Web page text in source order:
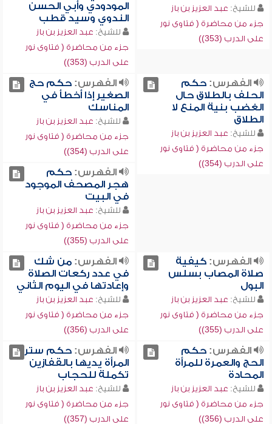
للشيخ: عبد العزيز بن باز
جزء من محاضرة ( فتاوى نور
على الدرب (353))
المودودي وأبي الحسن
الندوي وسيد قطب
للشيخ: عبد العزيز بن باز
جزء من محاضرة ( فتاوى نور
على الدرب (353))
الفهرس:حكم
الحلف بالطلاق حال
الغضب بنية المنع لا
الطلاق
للشيخ: عبد العزيز بن باز
جزء من محاضرة ( فتاوى نور
على الدرب (354))
الفهرس:حكم حج
الصغير إذا أخطأ في
المناسك
للشيخ: عبد العزيز بن باز
جزء من محاضرة ( فتاوى نور
على الدرب (354))
الفهرس:حكم
هجر المصحف الموجود
في البيت
للشيخ: عبد العزيز بن باز
جزء من محاضرة ( فتاوى نور
على الدرب (355))
الفهرس:كيفية
صلاة المصاب بسلس
البول
للشيخ: عبد العزيز بن باز
جزء من محاضرة ( فتاوى نور
على الدرب (355))
الفهرس:من شك
في عدد ركعات الصلاة
وإعادتها في اليوم الثاني
للشيخ: عبد العزيز بن باز
جزء من محاضرة ( فتاوى نور
على الدرب (356))
الفهرس:حكم
الحج والعمرة للمرأة
المحادة
للشيخ: عبد العزيز بن باز
جزء من محاضرة ( فتاوى نور
على الدرب (356))
الفهرس:حكم ستر
المرأة يديها بالقفازين
تكملة للحجاب
للشيخ: عبد العزيز بن باز
جزء من محاضرة ( فتاوى نور
على الدرب (357))